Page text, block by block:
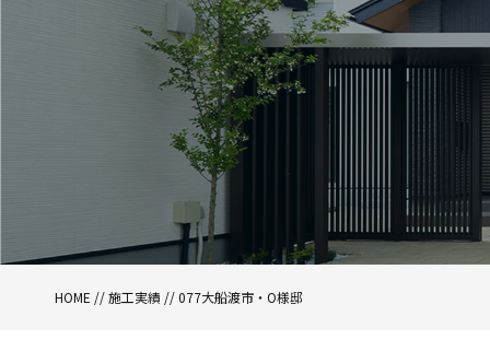
HOME //施工実績 //077大船渡市・O様邸